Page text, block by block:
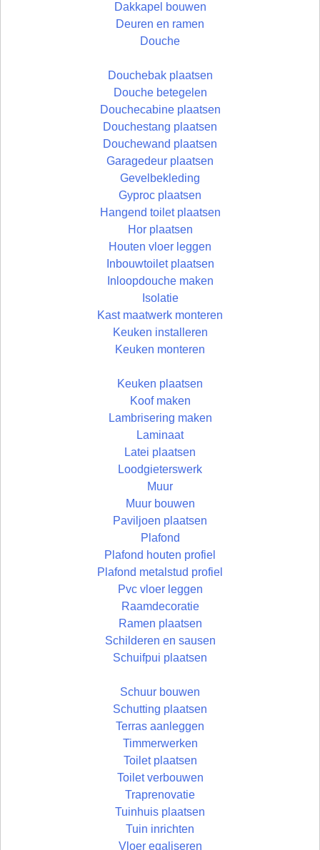
Dakkapel bouwen
Deuren en ramen
Douche
Douchebak plaatsen
Douche betegelen
Douchecabine plaatsen
Douchestang plaatsen
Douchewand plaatsen
Garagedeur plaatsen
Gevelbekleding
Gyproc plaatsen
Hangend toilet plaatsen
Hor plaatsen
Houten vloer leggen
Inbouwtoilet plaatsen
Inloopdouche maken
Isolatie
Kast maatwerk monteren
Keuken installeren
Keuken monteren
Keuken plaatsen
Koof maken
Lambrisering maken
Laminaat
Latei plaatsen
Loodgieterswerk
Muur
Muur bouwen
Paviljoen plaatsen
Plafond
Plafond houten profiel
Plafond metalstud profiel
Pvc vloer leggen
Raamdecoratie
Ramen plaatsen
Schilderen en sausen
Schuifpui plaatsen
Schuur bouwen
Schutting plaatsen
Terras aanleggen
Timmerwerken
Toilet plaatsen
Toilet verbouwen
Traprenovatie
Tuinhuis plaatsen
Tuin inrichten
Vloer egaliseren